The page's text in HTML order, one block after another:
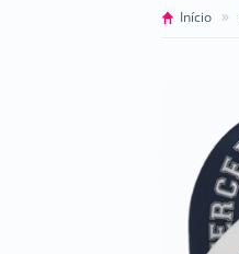
Início »